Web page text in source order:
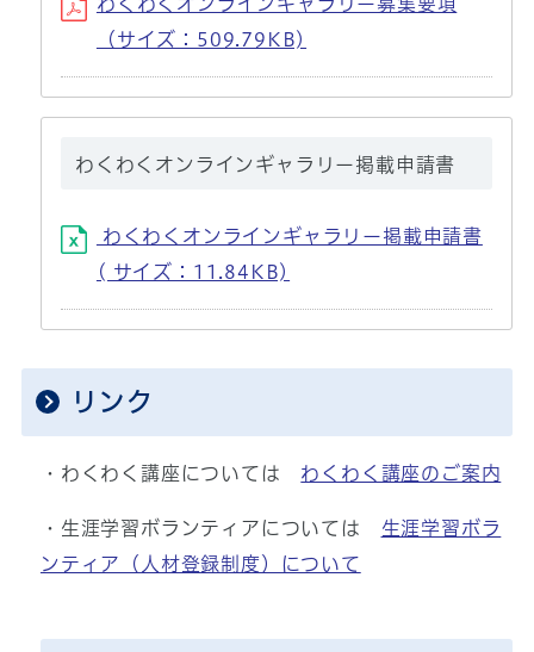
（サイズ：509.79KB)
わくわくオンラインギャラリー掲載申請書
わくわくオンラインギャラリー掲載申請書
( サイズ：11.84KB)
リンク
・わくわく講座については わくわく講座のご案内
・生涯学習ボランティアについては 生涯学習ボラ
ンティア（人材登録制度）について